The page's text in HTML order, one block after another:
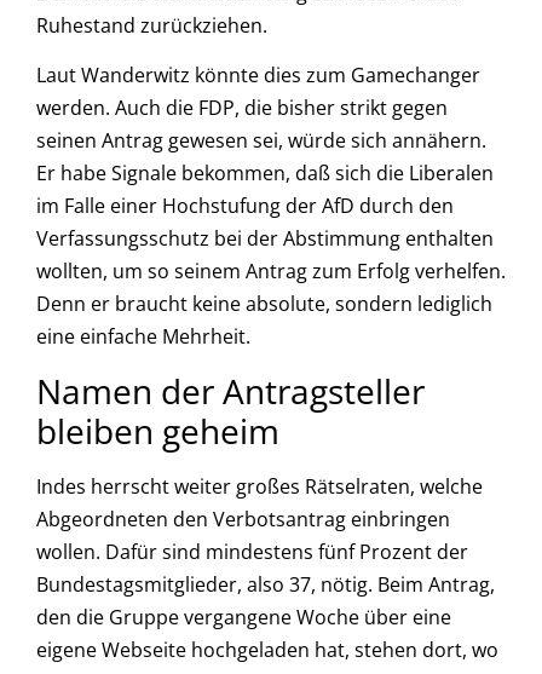
Ruhestand zurückziehen.
Laut Wanderwitz könnte dies zum Gamechanger
werden. Auch die FDP, die bisher strikt gegen
seinen Antrag gewesen sei, würde sich annähern.
Er habe Signale bekommen, daß sich die Liberalen
im Falle einer Hochstufung der AfD durch den
Verfassungsschutz bei der Abstimmung enthalten
wollten, um so seinem Antrag zum Erfolg verhelfen.
Denn er braucht keine absolute, sondern lediglich
eine einfache Mehrheit.
Namen der Antragsteller
bleiben geheim
Indes herrscht weiter großes Rätselraten, welche
Abgeordneten den Verbotsantrag einbringen
wollen. Dafür sind mindestens fünf Prozent der
Bundestagsmitglieder, also 37, nötig. Beim Antrag,
den die Gruppe vergangene Woche über eine
eigene Webseite hochgeladen hat, stehen dort, wo